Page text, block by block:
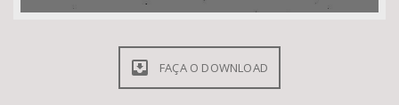
FAÇA O DOWNLOAD